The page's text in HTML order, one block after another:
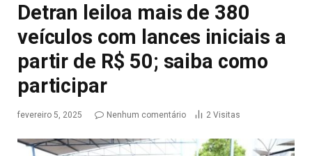
Detran leiloa mais de 380
veículos com lances iniciais a
partir de R$ 50; saiba como
participar
fevereiro 5, 2025 Nenhum comentário 2 Visitas